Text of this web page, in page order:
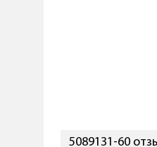
5089131-60